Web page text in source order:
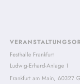
Festhalle Frankfurt
Ludwig-Erhard-Anlage 1
Frankfurt am Main, 60327